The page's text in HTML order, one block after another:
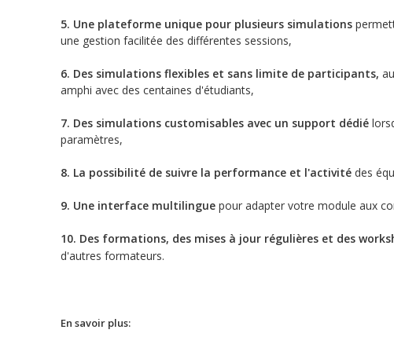
5. Une plateforme unique pour plusieurs simulations
une gestion facilitée des différentes sessions,
6. Des simulations flexibles et sans limite de participants,
amphi avec des centaines d'étudiants,
7. Des simulations customisables avec un support dédié
paramètres,
8. La possibilité de suivre la performance et l'activité des
9. Une interface multilingue pour adapter votre module aux
10. Des formations, des mises à jour régulières et des
d'autres formateurs.
En savoir plus: